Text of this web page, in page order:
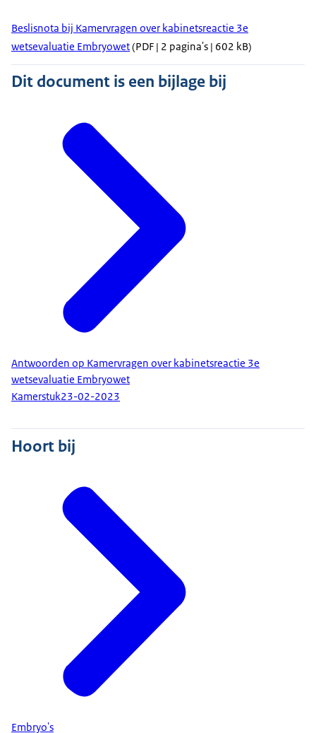
Beslisnota bij Kamervragen over kabinetsreactie 3e
wetsevaluatie Embryowet(PDF | 2 pagina's | 602 kB)
Dit document is een bijlage bij
Antwoorden op Kamervragen over kabinetsreactie 3e
wetsevaluatie Embryowet
Kamerstuk23-02-2023
Hoort bij
Embryo's